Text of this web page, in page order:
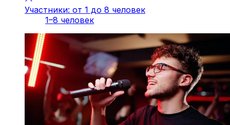
Участники: от 1 до 8 человек
1–8 человек